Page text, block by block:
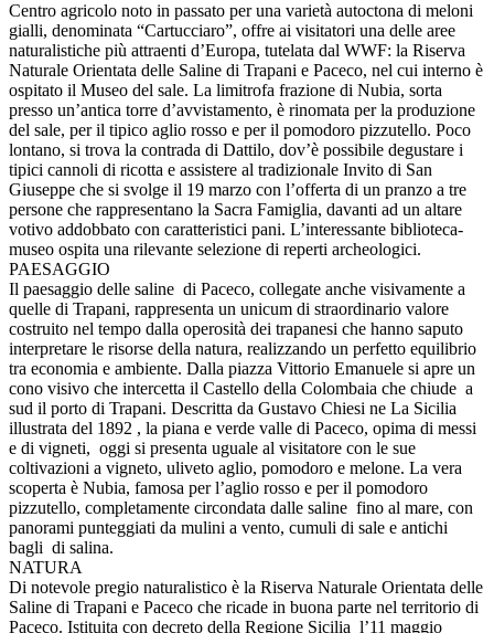
Centro agricolo noto in passato per una varietà autoctona di meloni
gialli, denominata “Cartucciaro”, offre ai visitatori una delle aree
naturalistiche più attraenti d’Europa, tutelata dal WWF: la Riserva
Naturale Orientata delle Saline di Trapani e Paceco, nel cui interno è
ospitato il Museo del sale. La limitrofa frazione di Nubia, sorta
presso un’antica torre d’avvistamento, è rinomata per la produzione
del sale, per il tipico aglio rosso e per il pomodoro pizzutello. Poco
lontano, si trova la contrada di Dattilo, dov’è possibile degustare i
tipici cannoli di ricotta e assistere al tradizionale Invito di San
Giuseppe che si svolge il 19 marzo con l’offerta di un pranzo a tre
persone che rappresentano la Sacra Famiglia, davanti ad un altare
votivo addobbato con caratteristici pani. L’interessante biblioteca-
museo ospita una rilevante selezione di reperti archeologici.
PAESAGGIO
Il paesaggio delle saline di Paceco, collegate anche visivamente a
quelle di Trapani, rappresenta un unicum di straordinario valore
costruito nel tempo dalla operosità dei trapanesi che hanno saputo
interpretare le risorse della natura, realizzando un perfetto equilibrio
tra economia e ambiente. Dalla piazza Vittorio Emanuele si apre un
cono visivo che intercetta il Castello della Colombaia che chiude a
sud il porto di Trapani. Descritta da Gustavo Chiesi ne La Sicilia
illustrata del 1892 , la piana e verde valle di Paceco, opima di messi
e di vigneti, oggi si presenta uguale al visitatore con le sue
coltivazioni a vigneto, uliveto aglio, pomodoro e melone. La vera
scoperta è Nubia, famosa per l’aglio rosso e per il pomodoro
pizzutello, completamente circondata dalle saline fino al mare, con
panorami punteggiati da mulini a vento, cumuli di sale e antichi
bagli di salina.
NATURA
Di notevole pregio naturalistico è la Riserva Naturale Orientata delle
Saline di Trapani e Paceco che ricade in buona parte nel territorio di
Paceco. Istituita con decreto della Regione Sicilia l’11 maggio